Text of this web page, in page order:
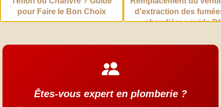
pour Faire le Bon Choix
d'extraction des
chaudière : guide
Êtes-vous expert en plomberie ?